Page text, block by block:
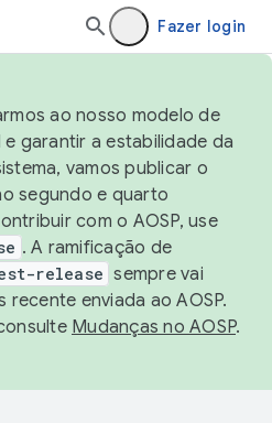
Fazer login
ao nosso modelo de
garantir a estabilidade da
vamos publicar o
segundo e quarto
com o AOSP, use
. A ramificação de
release sempre vai
enviada ao AOSP.
Mudanças no AOSP.